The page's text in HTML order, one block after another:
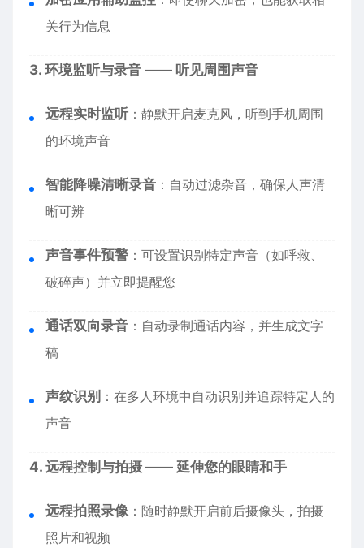
关行为信息
3. 环境监听与录音 —— 听见周围声音
远程实时监听 ：静默开启麦克风，听到手机周围
的环境声音
智能降噪清晰录音 ：自动过滤杂音，确保人声清
晰可辨
声音事件预警 ：可设置识别特定声音（如呼救、
破碎声）并立即提醒您
通话双向录音 ：自动录制通话内容，并生成文字
稿
声纹识别 ：在多人环境中自动识别并追踪特定人的
声音
4. 远程控制与拍摄 —— 延伸您的眼睛和手
远程拍照录像：随时静默开启前后摄像头，拍摄
照片和视频